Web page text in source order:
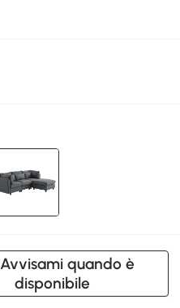
Avvisami quando è
disponibile